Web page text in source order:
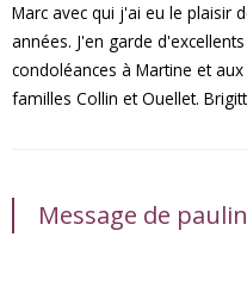
Marc avec qui j'ai eu le plaisir
années. J'en garde
condoléances à Martine et
familles Collin et Ouellet.
Message de